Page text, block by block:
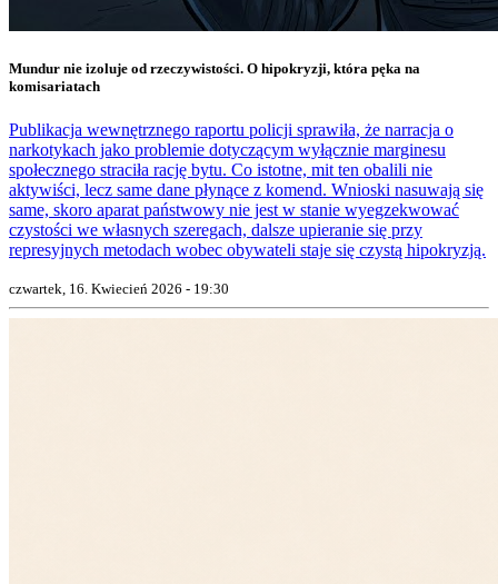
Mundur nie izoluje od rzeczywistości. O hipokryzji, która pęka na
komisariatach
Publikacja wewnętrznego raportu policji sprawiła, że narracja o
narkotykach jako problemie dotyczącym wyłącznie marginesu
społecznego straciła rację bytu. Co istotne, mit ten obalili nie
aktywiści, lecz same dane płynące z komend. Wnioski nasuwają się
same, skoro aparat państwowy nie jest w stanie wyegzekwować
czystości we własnych szeregach, dalsze upieranie się przy
represyjnych metodach wobec obywateli staje się czystą hipokryzją.
czwartek, 16. Kwiecień 2026 - 19:30